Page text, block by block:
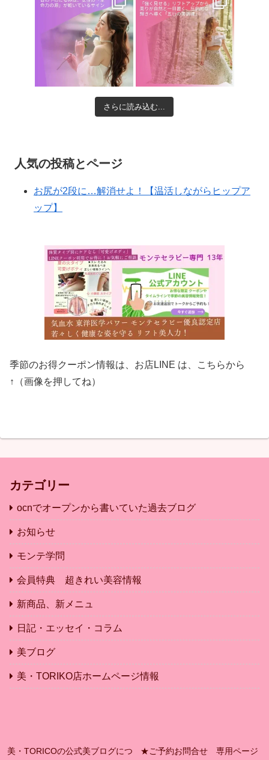
さらに読み込む...
人気の投稿とページ
お尻が2段に…解消せよ！【温活しながらヒップア
ップ】
季節のお得クーポン情報は、お店LINE は、こちらから
↑（画像を押してね）
カテゴリー
ocnでオープンから書いていた過去ブログ
お知らせ
モンテ学問
会員特典 超きれい美容情報
新商品、新メニュ
日記・エッセイ・コラム
美ブログ
美・TORIKO店ホームページ情報
美・TORICOの公式美ブログにつ ★ご予約お問合せ 専用ページ